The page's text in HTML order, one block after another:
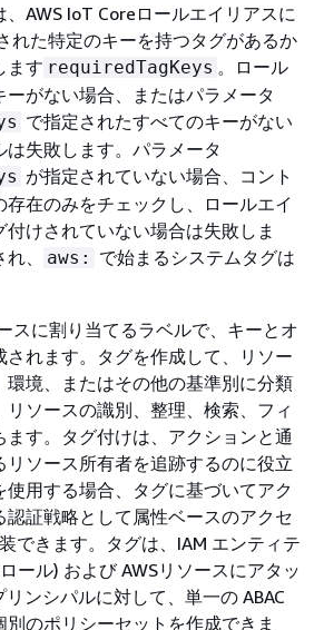
AWS IoT Coreロールエイリアスに
れた特定のキーを持つタグがあるか
ます requiredTagKeys 。ロール
ーがない場合、またはパラメータ
で指定されたすべてのキーがない
失敗します。パラメータ
が指定されていない場合、コント
存在のみをチェックし、ロールエイ
付けされていない場合は失敗しま
、
aws:
で始まるシステムタグは
スに割り当てるラベルで、キーとオ
されます。タグを作成して、リソー
環境、またはその他の基準別に分類
ソースの識別、整理、検索、フィ
ます。タグ付けは、アクションと通
リソース所有者を追跡するのに役立
使用する場合、タグに基づいてアク
認証戦略として属性ベースのアクセ
できます。タグは、IAM エンティテ
ール) および AWSリソースにアタッ
ンシパルに対して、単一の ABAC
のポリシーセットを作成できま